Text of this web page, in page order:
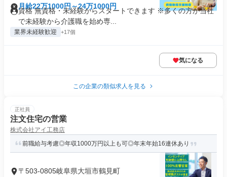
月給22万1000円～24万1000円
資格 無資格・未経験からスタートできます ※多くの方が当社
で未経験から介護職を始め専...
業界未経験歓迎 +17個
気になる
この企業の類似求人を見る
正社員
注文住宅の営業
株式会社アイ工務店
前職給与考慮◎年収1000万円以上も可◎年末年始16連休あり
〒503-0805岐阜県大垣市鶴見町